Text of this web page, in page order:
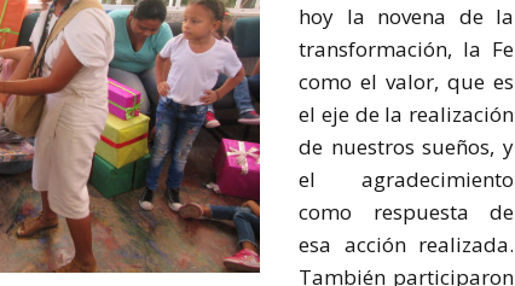
hoy la novena de la
transformación, la Fe
como el valor, que es
el eje de la realización
de nuestros sueños, y
el agradecimiento
como respuesta de
esa acción realizada.
También participaron